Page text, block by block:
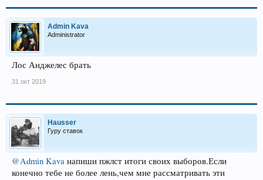
Admin Kava
Administrator
Лос Анджелес брать
31 окт 2019
Hausser
Гуру ставок
@Admin Kava напиши пжлст итоги своих выборов.Если
конечно тебе не более лень,чем мне рассматривать эти